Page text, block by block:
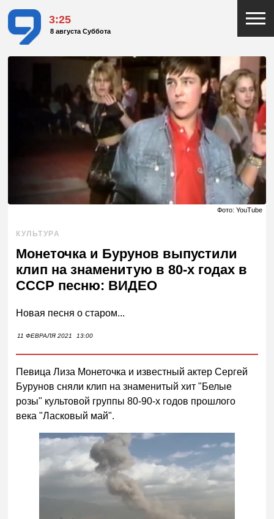
3:25
8 августа Суббота
Фото: YouTube
КУЛЬТУРА
Монеточка и Бурунов выпустили
клип на знаменитую в 80-х годах в
СССР песню: ВИДЕО
Новая песня о старом...
11 ФЕВРАЛЯ 2021 13:00
Певица Лиза Монеточка и известный актер Сергей
Бурунов сняли клип на знаменитый хит "Белые
розы" культовой группы 80-90-х годов прошлого
века "Ласковый май".